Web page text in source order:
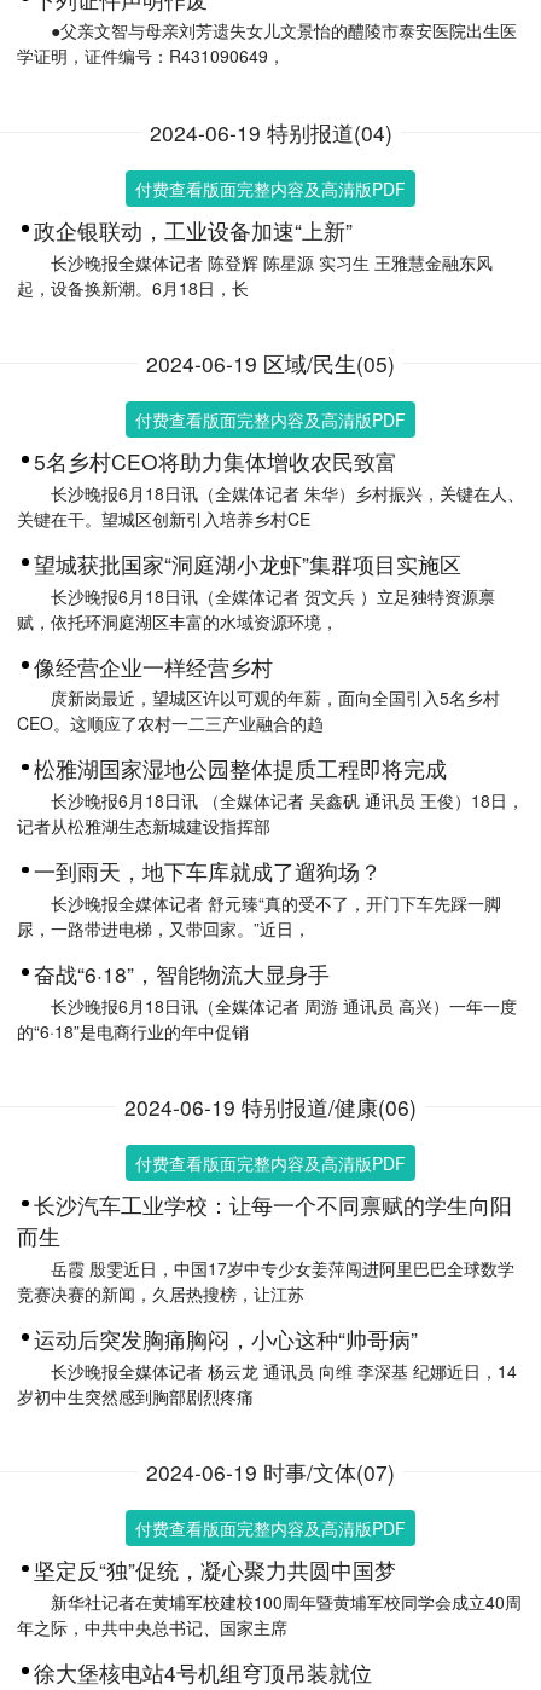
●父亲文智与母亲刘芳遗失女儿文景怡的醴陵市泰安医院出生医
学证明，证件编号：R431090649，
2024-06-19 特别报道(04)
付费查看版面完整内容及高清版PDF
政企银联动，工业设备加速“上新”
长沙晚报全媒体记者 陈登辉 陈星源 实习生 王雅慧金融东风
起，设备换新潮。6月18日，长
2024-06-19 区域/民生(05)
付费查看版面完整内容及高清版PDF
5名乡村CEO将助力集体增收农民致富
长沙晚报6月18日讯（全媒体记者 朱华）乡村振兴，关键在人、
关键在干。望城区创新引入培养乡村CE
望城获批国家“洞庭湖小龙虾”集群项目实施区
长沙晚报6月18日讯（全媒体记者 贺文兵 ）立足独特资源禀
赋，依托环洞庭湖区丰富的水域资源环境，
像经营企业一样经营乡村
庹新岗最近，望城区许以可观的年薪，面向全国引入5名乡村
CEO。这顺应了农村一二三产业融合的趋
松雅湖国家湿地公园整体提质工程即将完成
长沙晚报6月18日讯 （全媒体记者 吴鑫矾 通讯员 王俊）18日，
记者从松雅湖生态新城建设指挥部
一到雨天，地下车库就成了遛狗场？
长沙晚报全媒体记者 舒元臻“真的受不了，开门下车先踩一脚
尿，一路带进电梯，又带回家。”近日，
奋战“6·18”，智能物流大显身手
长沙晚报6月18日讯（全媒体记者 周游 通讯员 高兴）一年一度
的“6·18”是电商行业的年中促销
2024-06-19 特别报道/健康(06)
付费查看版面完整内容及高清版PDF
长沙汽车工业学校：让每一个不同禀赋的学生向阳
而生
岳霞 殷雯近日，中国17岁中专少女姜萍闯进阿里巴巴全球数学
竞赛决赛的新闻，久居热搜榜，让江苏
运动后突发胸痛胸闷，小心这种“帅哥病”
长沙晚报全媒体记者 杨云龙 通讯员 向维 李深基 纪娜近日，14
岁初中生突然感到胸部剧烈疼痛
2024-06-19 时事/文体(07)
付费查看版面完整内容及高清版PDF
坚定反“独”促统，凝心聚力共圆中国梦
新华社记者在黄埔军校建校100周年暨黄埔军校同学会成立40周
年之际，中共中央总书记、国家主席
徐大堡核电站4号机组穹顶吊装就位